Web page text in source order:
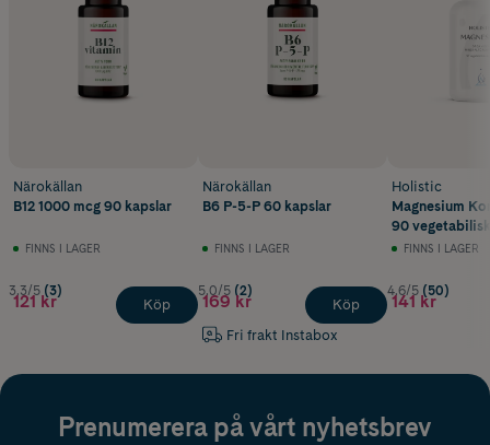
Närokällan
B12 1000 mcg 90 kapslar
FINNS I LAGER
3.3/5 (3)
121 kr Köp
Närokällan
B6 P-5-P 60 kapslar
FINNS I LAGER
5.0/5 (2)
169 kr
Fri frakt Instabox
Köp
Holistic
Magnesium
90
FINNS I LAGER
4.6/5 (50)
141 kr
Prenumerera på vårt nyhetsbrev